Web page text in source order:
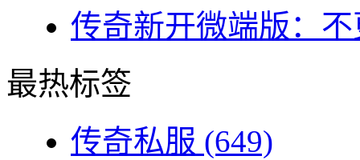
传奇新开微端版：
最热标签
传奇私服 (649)